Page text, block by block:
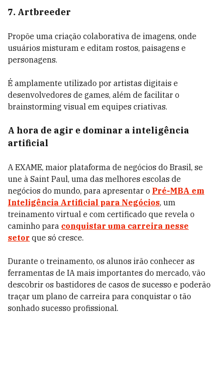
7. Artbreeder
Propõe uma criação colaborativa de imagens, onde
usuários misturam e editam rostos, paisagens e
personagens.
É amplamente utilizado por artistas digitais e
desenvolvedores de games, além de facilitar o
brainstorming visual em equipes criativas.
A hora de agir e dominar a inteligência
artificial
A EXAME, maior plataforma de negócios do Brasil, se
une à Saint Paul, uma das melhores escolas de
negócios do mundo, para apresentar o Pré-MBA em
Inteligência Artificial para Negócios, um
treinamento virtual e com certificado que revela o
caminho para conquistar uma carreira nesse
setor que só cresce.
Durante o treinamento, os alunos irão conhecer as
ferramentas de IA mais importantes do mercado, vão
descobrir os bastidores de casos de sucesso e poderão
traçar um plano de carreira para conquistar o tão
sonhado sucesso profissional.